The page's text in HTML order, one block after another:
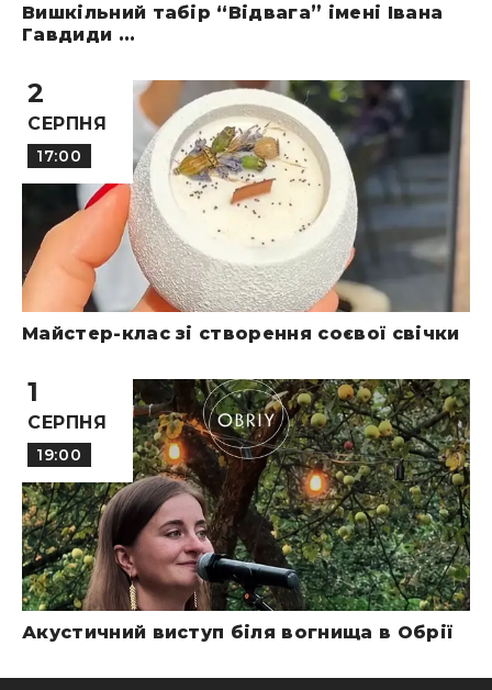
Вишкільний табір “Відвага” імені Івана
Гавдиди ...
2
СЕРПНЯ
17:00
Майстер-клас зі створення соєвої свічки
1
СЕРПНЯ
19:00
Акустичний виступ біля вогнища в Обрії